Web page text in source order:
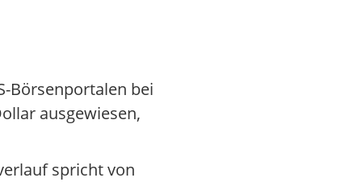
Börsenportalen bei
ausgewiesen,
spricht von